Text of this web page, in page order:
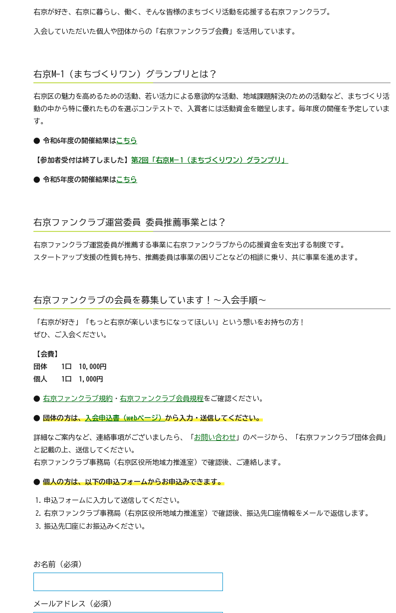
右京が好き、右京に暮らし、働く、そんな皆様のまちづくり活動を応援する右京ファンクラブ。
入会していただいた個人や団体からの「右京ファンクラブ会費」を活用しています。
右京M-1（まちづくりワン）グランプリとは？
右京区の魅力を高めるための活動、若い活力による意欲的な活動、地域課題解決のための活動など、まちづくり活
動の中から特に優れたものを選ぶコンテストで、入賞者には活動資金を贈呈します。毎年度の開催を予定していま
す。
令和6年度の開催結果はこちら
【参加者受付は終了しました】第2回「右京M－1（まちづくりワン）グランプリ」
令和5年度の開催結果はこちら
右京ファンクラブ運営委員 委員推薦事業とは？
右京ファンクラブ運営委員が推薦する事業に右京ファンクラブからの応援資金を支出する制度です。
スタートアップ支援の性質も持ち、推薦委員は事業の困りごとなどの相談に乗り、共に事業を進めます。
右京ファンクラブの会員を募集しています！～入会手順～
「右京が好き」「もっと右京が楽しいまちになってほしい」という想いをお持ちの方！
ぜひ、ご入会ください。
【会費】
団体 1口 10,000円
個人 1口 1,000円
右京ファンクラブ規約 ・右京ファンクラブ会員規程をご確認ください。
団体の方は、入会申込書（webページ）から入力・送信してください。
詳細なご案内など、連絡事項がございましたら、「 お問い合わせ 」のページから、「右京ファンクラブ団体会員」
と記載の上、送信してください。
右京ファンクラブ事務局（右京区役所地域力推進室）で確認後、ご連絡します。
個人の方は、以下の申込フォームからお申込みできます。
申込フォームに入力して送信してください。
右京ファンクラブ事務局（右京区役所地域力推進室）で確認後、振込先口座情報をメールで返信します。
振込先口座にお振込みください。
お名前（必須）
メールアドレス（必須）